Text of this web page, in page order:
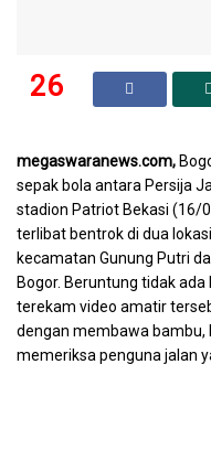
26
megaswaranews.com,
sepak bola antara Persija
stadion Patriot Bekasi (16/
terlibat bentrok di dua
kecamatan Gunung Putri
Bogor. Beruntung tidak
terekam video amatir
dengan membawa bambu,
memeriksa penguna jalan